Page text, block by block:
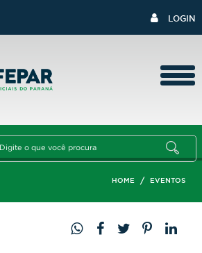
LOGIN
HOME / EVENTOS